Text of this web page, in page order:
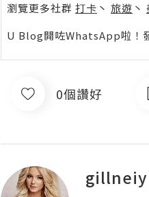
瀏覽更多社群 打卡 丶 旅遊 丶
U Blog開咗WhatsApp啦！
0個讚好
gillneiy